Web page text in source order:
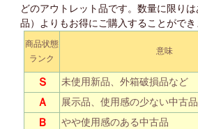
どのアウトレット品です。数量に限り
品）よりもお得にご購入することができ
商品状態
ランク
意味
Ｓ 未使用新品、外箱破損品など
Ａ 展示品、使用感の少ない中古
Ｂ やや使用感のある中古品